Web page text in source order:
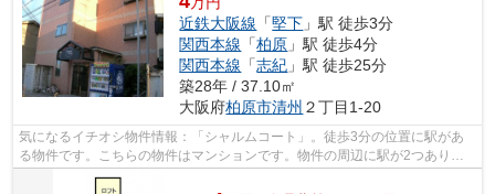
近鉄大阪線 「堅下 」駅 徒歩3分
関西本線 「柏原 」駅 徒歩4分
関西本線 「志紀 」駅 徒歩25分
築28年 / 37.10㎡
大阪府柏原市清州 ２丁目1-20
気になるイチオシ物件情報：「シャルムコート」。徒歩3分の位置に駅があ
る物件です。こちらの物件はマンションです。物件の周辺に駅が2つあり、
よく電車を利用する方にピッタリです。...